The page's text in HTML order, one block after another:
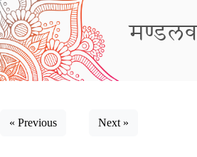
« Previous Next »